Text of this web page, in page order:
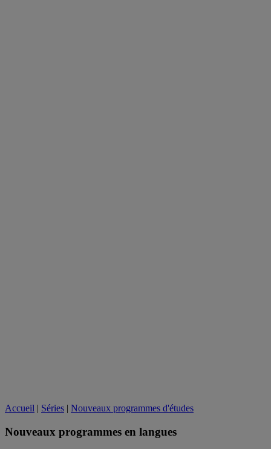
Accueil | Séries | Nouveaux programmes d'études
Nouveaux programmes en langues